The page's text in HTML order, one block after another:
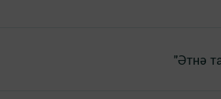
"Әтнә